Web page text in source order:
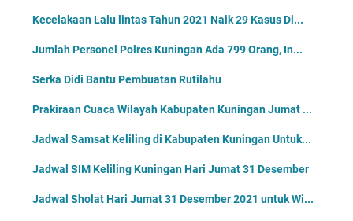
Kecelakaan Lalu lintas Tahun 2021 Naik 29 Kasus Di...
Jumlah Personel Polres Kuningan Ada 799 Orang, In...
Serka Didi Bantu Pembuatan Rutilahu
Prakiraan Cuaca Wilayah Kabupaten Kuningan Jumat ...
Jadwal Samsat Keliling di Kabupaten Kuningan Untuk...
Jadwal SIM Keliling Kuningan Hari Jumat 31 Desember
Jadwal Sholat Hari Jumat 31 Desember 2021 untuk Wi...